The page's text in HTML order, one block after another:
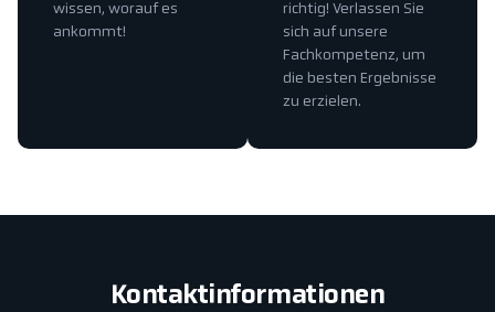
richtig! Verlassen Sie
sich auf unsere
Fachkompetenz, um
die besten Ergebnisse
zu erzielen.
wissen, worauf es
ankommt!
Kontaktinformationen